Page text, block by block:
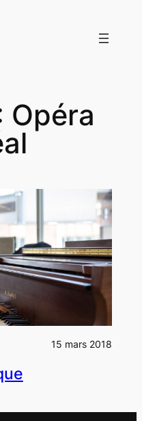
Opéra
15 mars 2018